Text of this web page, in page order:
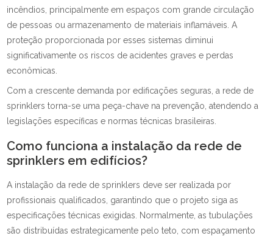
incêndios, principalmente em espaços com grande circulação
de pessoas ou armazenamento de materiais inflamáveis. A
proteção proporcionada por esses sistemas diminui
significativamente os riscos de acidentes graves e perdas
econômicas.
Com a crescente demanda por edificações seguras, a rede de
sprinklers torna-se uma peça-chave na prevenção, atendendo a
legislações específicas e normas técnicas brasileiras.
Como funciona a instalação da rede de
sprinklers em edifícios?
A instalação da rede de sprinklers deve ser realizada por
profissionais qualificados, garantindo que o projeto siga as
especificações técnicas exigidas. Normalmente, as tubulações
são distribuídas estrategicamente pelo teto, com espaçamento